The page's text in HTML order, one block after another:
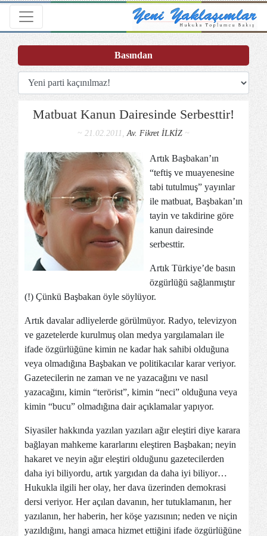
Toggle navigation
Matbuat Kanun Dairesinde Serbesttir!
~ 21.02.2011,Av. Fikret İLKİZ ~
Artık Başbakan’ın
“teftiş ve muayenesine
tabi tutulmuş” yayınlar
ile matbuat, Başbakan’ın
tayin ve takdirine göre
kanun dairesinde
serbesttir.
Artık Türkiye’de basın
özgürlüğü sağlanmıştır
(!) Çünkü Başbakan öyle söylüyor.
Artık davalar adliyelerde görülmüyor. Radyo, televizyon
ve gazetelerde kurulmuş olan medya yargılamaları ile
ifade özgürlüğüne kimin ne kadar hak sahibi olduğuna
veya olmadığına Başbakan ve politikacılar karar veriyor.
Gazetecilerin ne zaman ve ne yazacağını ve nasıl
yazacağını, kimin “terörist”, kimin “neci” olduğuna veya
kimin “bucu” olmadığına dair açıklamalar yapıyor.
Siyasiler hakkında yazılan yazıları ağır eleştiri diye karara
bağlayan mahkeme kararlarını eleştiren Başbakan; neyin
hakaret ve neyin ağır eleştiri olduğunu gazetecilerden
daha iyi biliyordu, artık yargıdan da daha iyi biliyor…
Hukukla ilgili her olay, her dava üzerinden demokrasi
dersi veriyor. Her açılan davanın, her tutuklamanın, her
yazılanın, her haberin, her köşe yazısının; neden ve niçin
yazıldığını, hangi amaca hizmet ettiğini ifade özgürlüğüne
Basından